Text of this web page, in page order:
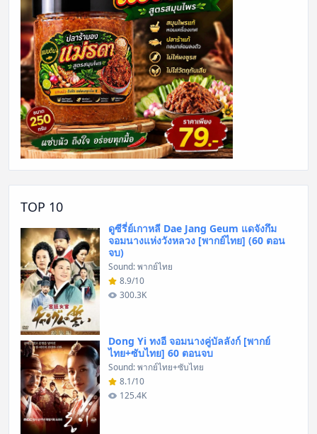
TOP 10
ดูซีรี่ย์เกาหลี Dae Jang Geum แดจังกึม
จอมนางแห่งวังหลวง [พากย์ไทย] (60 ตอน
จบ)
Sound: พากย์ไทย
8.9/10
300.3K
Dong Yi ทงอี จอมนางคู่บัลลังก์ [พากย์
ไทย+ซับไทย] 60 ตอนจบ
Sound: พากย์ไทย+ซับไทย
8.1/10
125.4K